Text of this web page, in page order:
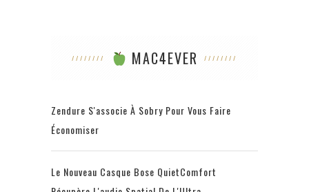
MAC4EVER
Zendure S'associe À Sobry Pour Vous Faire
Économiser
Le Nouveau Casque Bose QuietComfort